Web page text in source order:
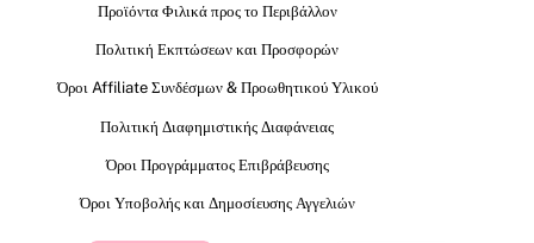
Προϊόντα Φιλικά προς το Περιβάλλον
Πολιτική Εκπτώσεων και Προσφορών
Όροι Affiliate Συνδέσμων & Προωθητικού Υλικού
Πολιτική Διαφημιστικής Διαφάνειας
Όροι Προγράμματος Επιβράβευσης
Όροι Υποβολής και Δημοσίευσης Αγγελιών